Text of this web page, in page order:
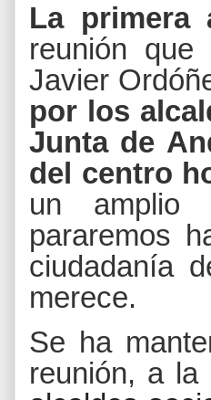
La primera
reunión que
Javier
por los
Junta de
del centro
un amplio
pararemos
ciudadanía
merece.
Se ha
reunión, a la